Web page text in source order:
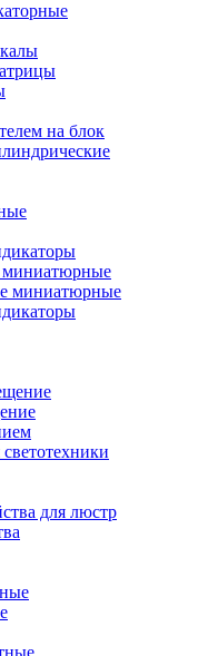
на блок
миниатюрные
миниатюрные
для люстр